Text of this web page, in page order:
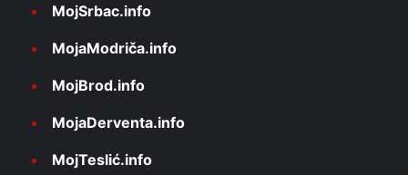
MojSrbac.info
MojaModriča.info
MojBrod.info
MojaDerventa.info
MojTeslić.info